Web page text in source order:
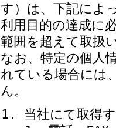
す）は、下記によ
利用目的の達成に
範囲を超えて取扱
なお、特定の個人
れている場合には
ん。
当社にて取得